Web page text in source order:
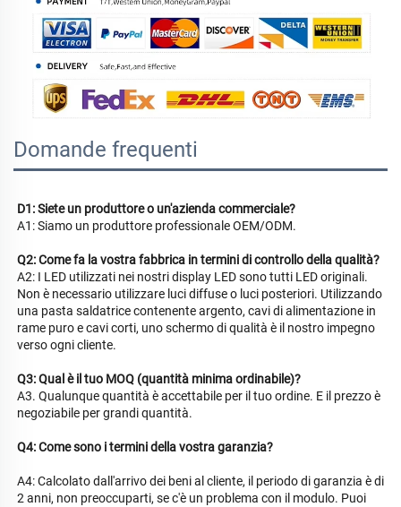
Domande frequenti
D1: Siete un produttore o un'azienda commerciale?
A1: Siamo un produttore professionale OEM/ODM.
Q2: Come fa la vostra fabbrica in termini di controllo della qualità?
A2: I LED utilizzati nei nostri display LED sono tutti LED originali.
Non è necessario utilizzare luci diffuse o luci posteriori. Utilizzando
una pasta saldatrice contenente argento, cavi di alimentazione in
rame puro e cavi corti, uno schermo di qualità è il nostro impegno
verso ogni cliente.
Q3: Qual è il tuo MOQ (quantità minima ordinabile)?
A3. Qualunque quantità è accettabile per il tuo ordine. E il prezzo è
negoziabile per grandi quantità.
Q4: Come sono i termini della vostra garanzia?
A4: Calcolato dall'arrivo dei beni al cliente, il periodo di garanzia è di
2 anni, non preoccuparti, se c'è un problema con il modulo. Puoi